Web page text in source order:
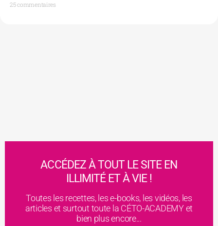
25 commentaires
ACCÉDEZ À TOUT LE SITE EN
ILLIMITÉ ET À VIE !
Toutes les recettes, les e-books, les vidéos, les
articles et surtout toute la CÉTO-ACADEMY et
bien plus encore...